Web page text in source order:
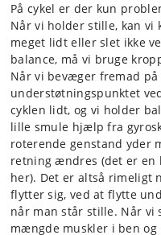
På cykel er der kun
Når vi holder stille, kan
meget lidt eller slet ikke
balance, må vi bruge
Når vi bevæger fremad
understøtningspunktet
cyklen lidt, og vi holder
lille smule hjælp fra
roterende genstand yder
retning ændres (det er en
her). Det er altså rimeligt
flytter sig, ved at flytte
når man står stille. Når vi
mængde muskler i ben